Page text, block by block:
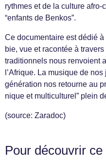
rythmes et de la cul­ture
“enfants de Benkos”.
Ce doc­u­men­taire est dédié
bie, vue et racon­tée à
tra­di­tion­nels nous ren­voient
l’Afrique. La musique de
généra­tion nos retourne au
nique et mul­ti­cul­turel” plein
(source: Zaradoc)
Pour découvrir ce